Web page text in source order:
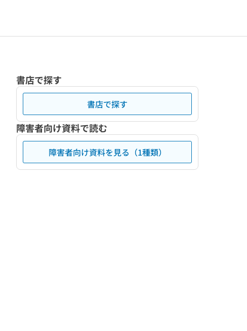
書店で探す
書店で探す
障害者向け資料で読む
障害者向け資料を見る（1種類）